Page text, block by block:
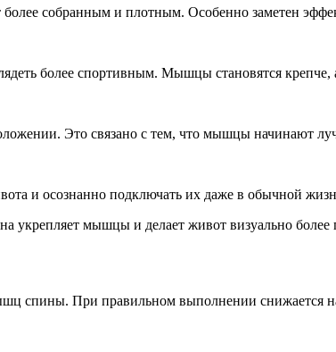
собранным и плотным. Особенно заметен
более спортивным. Мышцы становятся крепче,
Это связано с тем, что мышцы начинают
и осознанно подключать их даже в обычной
укрепляет мышцы и делает живот визуально более
спины. При правильном выполнении снижается